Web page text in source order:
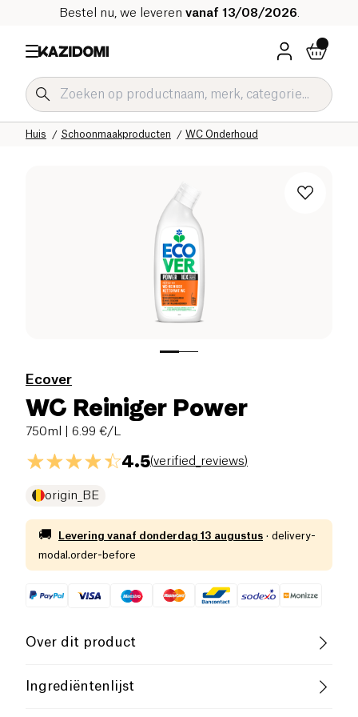
Bestel nu, we leveren vanaf 13/08/2026
WC Onderhoud
Schoonmaakproducten
Huis
Onze biologische catalogus
Home
Ecover
WC Reiniger Power
750ml | 6.99 €/L
4.5(verified_reviews)
origin_BE
🚚 Levering vanaf donderdag 13 augustus · delivery-
modal.order-before
Over dit product
Vegan Vegetarisch
Ingrediëntenlijst